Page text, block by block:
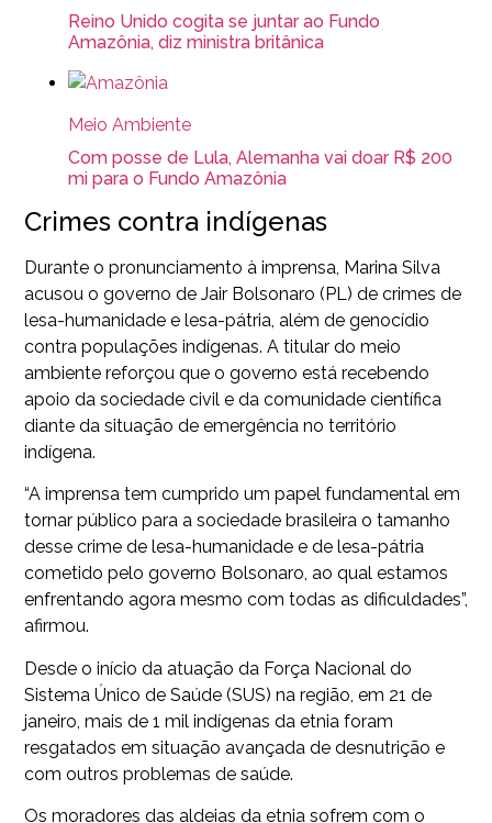
Reino Unido cogita se juntar ao Fundo
Amazônia, diz ministra britânica
Meio Ambiente
Com posse de Lula, Alemanha vai doar R$ 200
mi para o Fundo Amazônia
Crimes contra indígenas
Durante o pronunciamento à imprensa, Marina Silva
acusou o governo de Jair Bolsonaro (PL) de crimes de
lesa-humanidade e lesa-pátria, além de genocídio
contra populações indígenas. A titular do meio
ambiente reforçou que o governo está recebendo
apoio da sociedade civil e da comunidade científica
diante da situação de emergência no território
indígena.
“A imprensa tem cumprido um papel fundamental em
tornar público para a sociedade brasileira o tamanho
desse crime de lesa-humanidade e de lesa-pátria
cometido pelo governo Bolsonaro, ao qual estamos
enfrentando agora mesmo com todas as dificuldades”,
afirmou.
Desde o início da atuação da Força Nacional do
Sistema Único de Saúde (SUS) na região, em 21 de
janeiro, mais de 1 mil indígenas da etnia foram
resgatados em situação avançada de desnutrição e
com outros problemas de saúde.
Os moradores das aldeias da etnia sofrem com o